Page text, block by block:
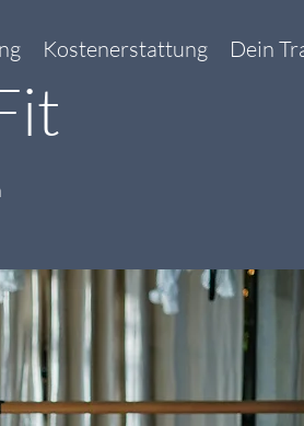
Kostenerstattung Dein